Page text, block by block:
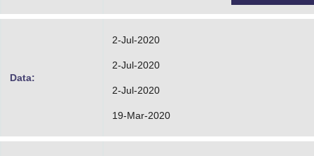
Data:
2-Jul-2020
2-Jul-2020
2-Jul-2020
19-Mar-2020